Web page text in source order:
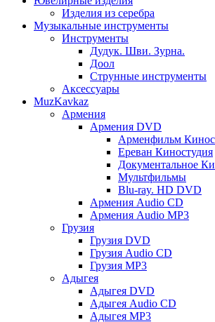
Изделия из серебра
Музыкальные инструменты
Инструменты
Дудук. Шви. Зурна.
Доол
Струнные инструменты
Аксессуары
MuzKavkaz
Армения
Армения DVD
Арменфильм
Ереван Киностудия
Документальное
Мультфильмы
Blu-ray. HD DVD
Армения Audio CD
Армения Audio MP3
Грузия
Грузия DVD
Грузия Audio CD
Грузия MP3
Адыгея
Адыгея DVD
Адыгея Audio CD
Адыгея MP3